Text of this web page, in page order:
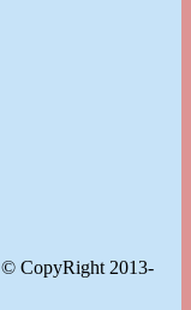
© CopyRight 2013-